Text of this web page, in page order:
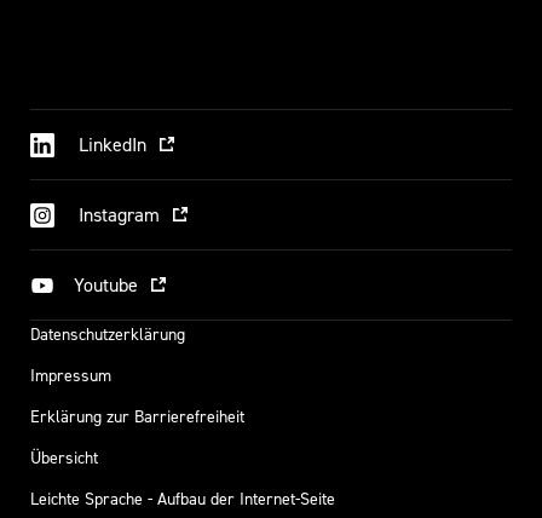
LinkedIn
Instagram
Youtube
Datenschutzerklärung
Impressum
Erklärung zur Barrierefreiheit
Übersicht
Leichte Sprache - Aufbau der Internet-Seite